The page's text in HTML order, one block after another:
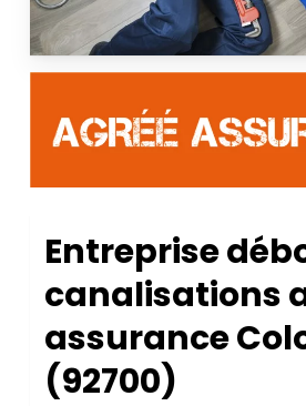
Entreprise
canalisations
assurance
(92700)